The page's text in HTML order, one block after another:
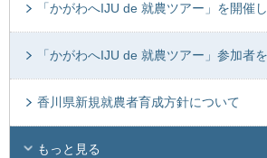
「かがわへIJU de 就農ツアー」を開催
「かがわへIJU de 就農ツアー」参加者
香川県新規就農者育成方針について
もっと見る